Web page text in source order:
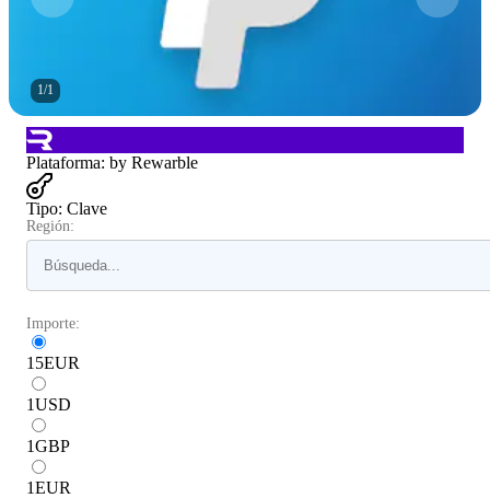
1/1
Plataforma: by Rewarble
Tipo: Clave
Región:
Importe:
15EUR
1USD
1GBP
1EUR